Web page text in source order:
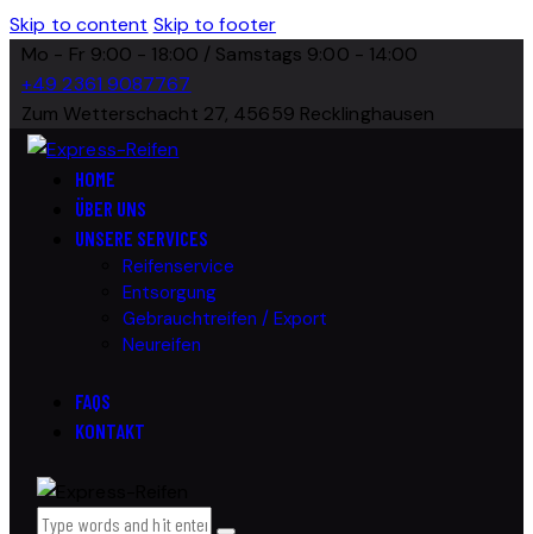
Skip to content Skip to footer
Mo - Fr 9:00 - 18:00 / Samstags 9:00 - 14:00
+49 2361 9087767
Zum Wetterschacht 27, 45659 Recklinghausen
HOME
ÜBER UNS
UNSERE SERVICES
Reifenservice
Entsorgung
Gebrauchtreifen / Export
Neureifen
FAQS
KONTAKT